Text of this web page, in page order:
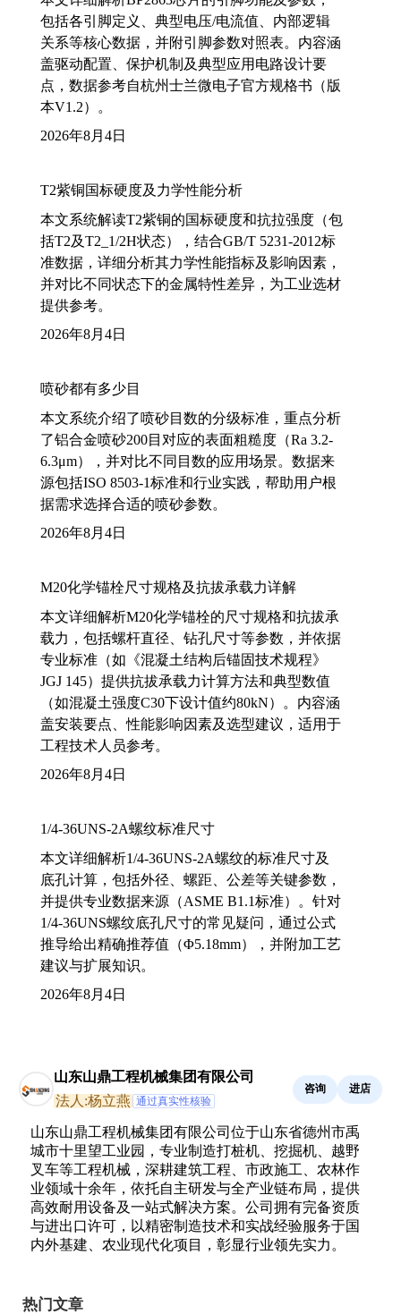
包括各引脚定义、典型电压/电流值、内部逻辑
关系等核心数据，并附引脚参数对照表。内容涵
盖驱动配置、保护机制及典型应用电路设计要
点，数据参考自杭州士兰微电子官方规格书（版
本V1.2）。
2026年8月4日
T2紫铜国标硬度及力学性能分析
本文系统解读T2紫铜的国标硬度和抗拉强度（包
括T2及T2_1/2H状态），结合GB/T 5231-2012标
准数据，详细分析其力学性能指标及影响因素，
并对比不同状态下的金属特性差异，为工业选材
提供参考。
2026年8月4日
喷砂都有多少目
本文系统介绍了喷砂目数的分级标准，重点分析
了铝合金喷砂200目对应的表面粗糙度（Ra 3.2-
6.3μm），并对比不同目数的应用场景。数据来
源包括ISO 8503-1标准和行业实践，帮助用户根
据需求选择合适的喷砂参数。
2026年8月4日
M20化学锚栓尺寸规格及抗拔承载力详解
本文详细解析M20化学锚栓的尺寸规格和抗拔承
载力，包括螺杆直径、钻孔尺寸等参数，并依据
专业标准（如《混凝土结构后锚固技术规程》
JGJ 145）提供抗拔承载力计算方法和典型数值
（如混凝土强度C30下设计值约80kN）。内容涵
盖安装要点、性能影响因素及选型建议，适用于
工程技术人员参考。
2026年8月4日
1/4-36UNS-2A螺纹标准尺寸
本文详细解析1/4-36UNS-2A螺纹的标准尺寸及
底孔计算，包括外径、螺距、公差等关键参数，
并提供专业数据来源（ASME B1.1标准）。针对
1/4-36UNS螺纹底孔尺寸的常见疑问，通过公式
推导给出精确推荐值（Φ5.18mm），并附加工艺
建议与扩展知识。
2026年8月4日
山东山鼎工程机械集团有限公司
法人:杨立燕 通过真实性核验
咨询 进店
山东山鼎工程机械集团有限公司位于山东省德州市禹
城市十里望工业园，专业制造打桩机、挖掘机、越野
叉车等工程机械，深耕建筑工程、市政施工、农林作
业领域十余年，依托自主研发与全产业链布局，提供
高效耐用设备及一站式解决方案。公司拥有完备资质
与进出口许可，以精密制造技术和实战经验服务于国
内外基建、农业现代化项目，彰显行业领先实力。
热门文章